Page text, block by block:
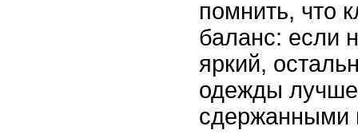
помнить, что
баланс: если
яркий,
одежды
сдержанными